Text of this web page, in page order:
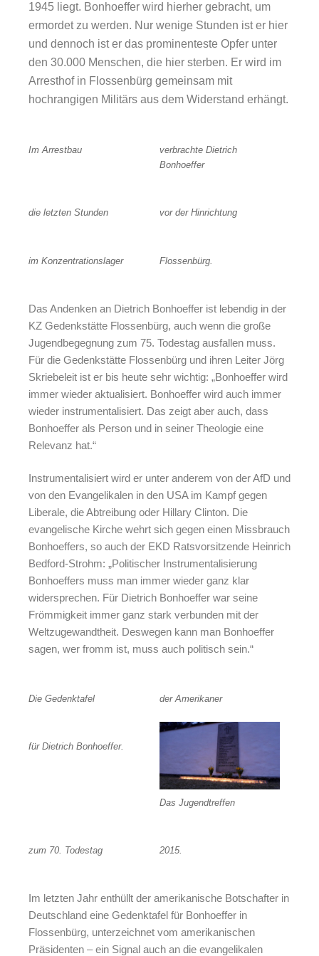
1945 liegt. Bonhoeffer wird hierher gebracht, um
ermordet zu werden. Nur wenige Stunden ist er hier
und dennoch ist er das prominenteste Opfer unter
den 30.000 Menschen, die hier sterben. Er wird im
Arresthof in Flossenbürg gemeinsam mit
hochrangigen Militärs aus dem Widerstand erhängt.
Im Arrestbau
verbrachte Dietrich
Bonhoeffer
die letzten Stunden vor der Hinrichtung
im Konzentrationslager Flossenbürg.
Das Andenken an Dietrich Bonhoeffer ist lebendig in der
KZ Gedenkstätte Flossenbürg, auch wenn die große
Jugendbegegnung zum 75. Todestag ausfallen muss.
Für die Gedenkstätte Flossenbürg und ihren Leiter Jörg
Skriebeleit ist er bis heute sehr wichtig: „Bonhoeffer wird
immer wieder aktualisiert. Bonhoeffer wird auch immer
wieder instrumentalisiert. Das zeigt aber auch, dass
Bonhoeffer als Person und in seiner Theologie eine
Relevanz hat.“
Instrumentalisiert wird er unter anderem von der AfD und
von den Evangelikalen in den USA im Kampf gegen
Liberale, die Abtreibung oder Hillary Clinton. Die
evangelische Kirche wehrt sich gegen einen Missbrauch
Bonhoeffers, so auch der EKD Ratsvorsitzende Heinrich
Bedford-Strohm: „Politischer Instrumentalisierung
Bonhoeffers muss man immer wieder ganz klar
widersprechen. Für Dietrich Bonhoeffer war seine
Frömmigkeit immer ganz stark verbunden mit der
Weltzugewandtheit. Deswegen kann man Bonhoeffer
sagen, wer fromm ist, muss auch politisch sein.“
Die Gedenktafel der Amerikaner
für Dietrich Bonhoeffer.
Das Jugendtreffen
zum 70. Todestag 2015.
Im letzten Jahr enthüllt der amerikanische Botschafter in
Deutschland eine Gedenktafel für Bonhoeffer in
Flossenbürg, unterzeichnet vom amerikanischen
Präsidenten – ein Signal auch an die evangelikalen